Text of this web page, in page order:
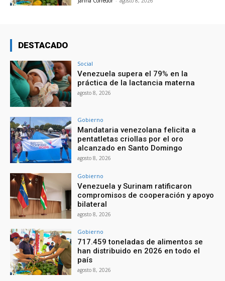
DESTACADO
Social
Venezuela supera el 79% en la
práctica de la lactancia materna
agosto 8, 2026
Gobierno
Mandataria venezolana felicita a
pentatletas criollas por el oro
alcanzado en Santo Domingo
agosto 8, 2026
Gobierno
Venezuela y Surinam ratificaron
compromisos de cooperación y apoyo
bilateral
agosto 8, 2026
Gobierno
717.459 toneladas de alimentos se
han distribuido en 2026 en todo el
país
agosto 8, 2026